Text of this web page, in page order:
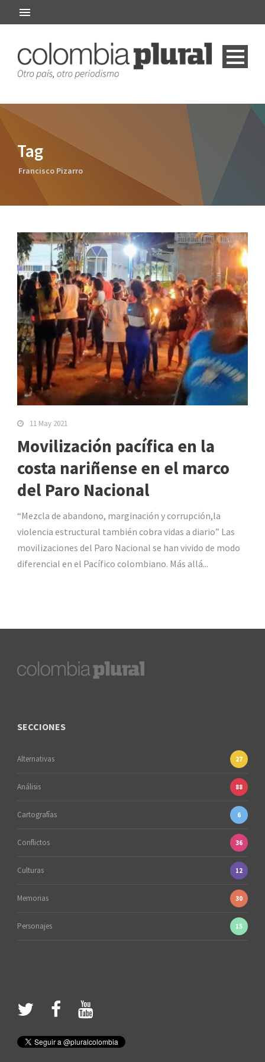
Tag
Francisco Pizarro
11 May 2021
Movilización pacífica en la
costa nariñense en el marco
del Paro Nacional
“Mezcla de abandono, marginación y corrupción,la
violencia estructural también cobra vidas a diario” Las
movilizaciones del Paro Nacional se han vivido de modo
diferencial en el Pacífico colombiano. Más allá...
SECCIONES
Alternativas 27
Análisis 88
Cartografías 6
Conflictos 36
Culturas 12
Memorias 30
Personajes 15